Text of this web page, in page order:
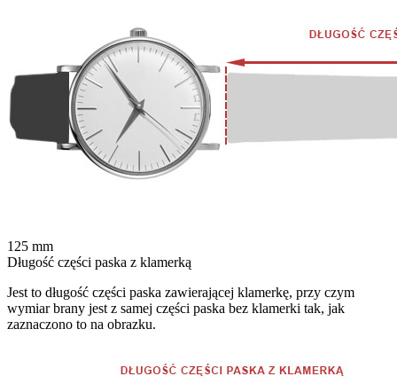
125 mm
Długość części paska z klamerką
Jest to długość części paska zawierającej klamerkę, przy czym
wymiar brany jest z samej części paska bez klamerki tak, jak
zaznaczono to na obrazku.